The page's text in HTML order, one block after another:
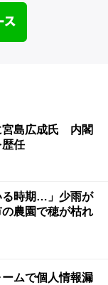
宮島広成氏 内閣
任
る時期…」少雨が
農園で穂が枯れ
ムで個人情報漏